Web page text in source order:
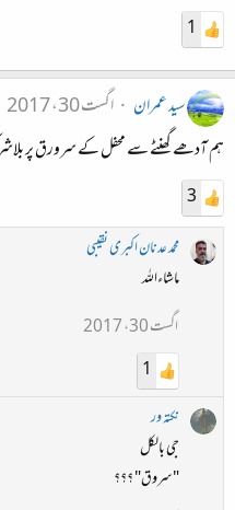
1
سید عمران
اگست 30، 2017
ہم آدھے گھنٹے سے محفل کے سرورق پر
3
محمد عدنان اکبری نقیبی
ماشاءاللہ
اگست 30، 2017
1
نکتہ ور
جی بالکل
"سروق" ؟؟؟